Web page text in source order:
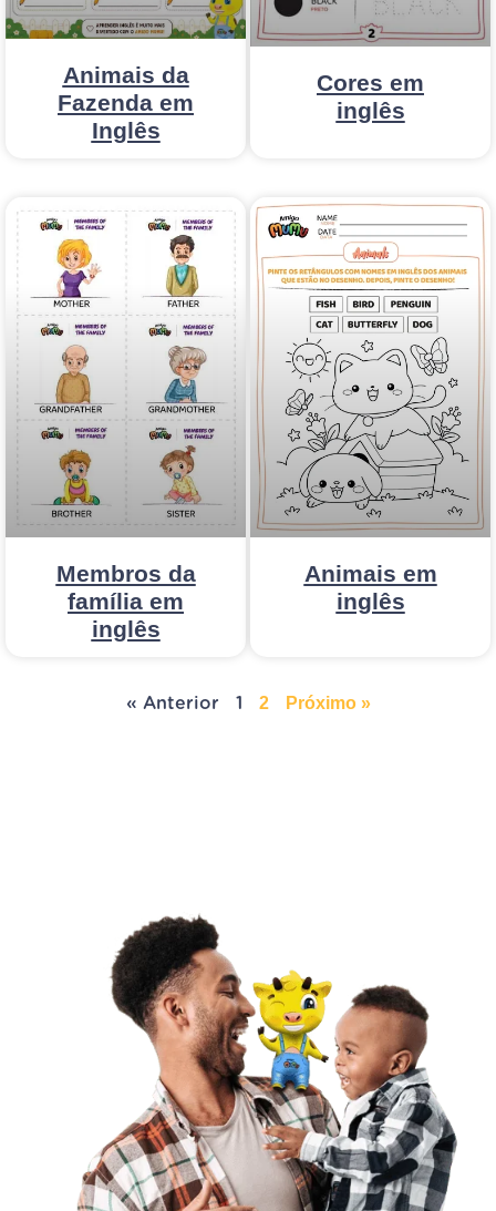
Animais da
Fazenda em
Inglês
Cores em
inglês
Membros da
família em
inglês
Animais em
inglês
« Anterior 1 2 Próximo »